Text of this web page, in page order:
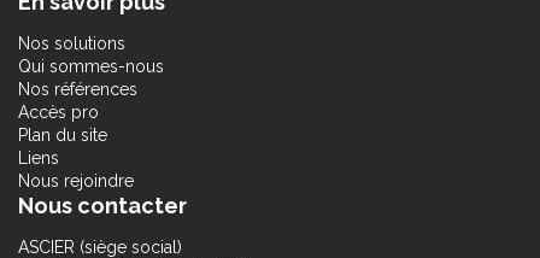
Nos solutions
Qui sommes-nous
Nos références
Accès pro
Plan du site
Liens
Nous rejoindre
Nous contacter
ASCIER (siège social)